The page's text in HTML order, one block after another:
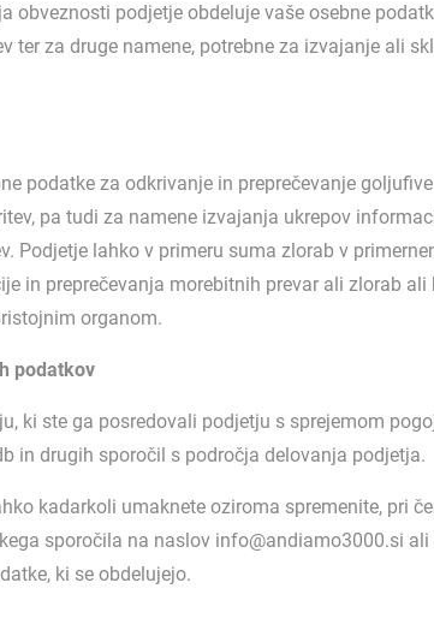
obveznosti podjetje obdeluje vaše osebne
ter za druge namene, potrebne za izvajanje ali
podatke za odkrivanje in preprečevanje
pa tudi za namene izvajanja ukrepov
Podjetje lahko v primeru suma zlorab v
in preprečevanja morebitnih prevar ali zlorab
organom.
podatkov
ki ste ga posredovali podjetju s sprejemom
in drugih sporočil s področja delovanja podjetja.
kadarkoli umaknete oziroma spremenite, pri
sporočila na naslov info@andiamo3000.si
ki se obdelujejo.